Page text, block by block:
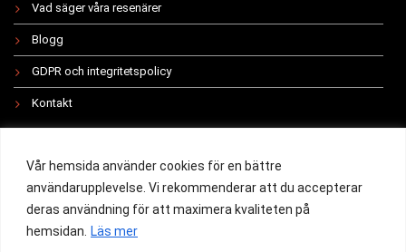
Vår hemsida använder cookies för en bättre
användarupplevelse. Vi rekommenderar att du accepterar
deras användning för att maximera kvaliteten på
hemsidan. Läs mer
Vad säger våra resenärer
Blogg
GDPR och integritetspolicy
Kontakt